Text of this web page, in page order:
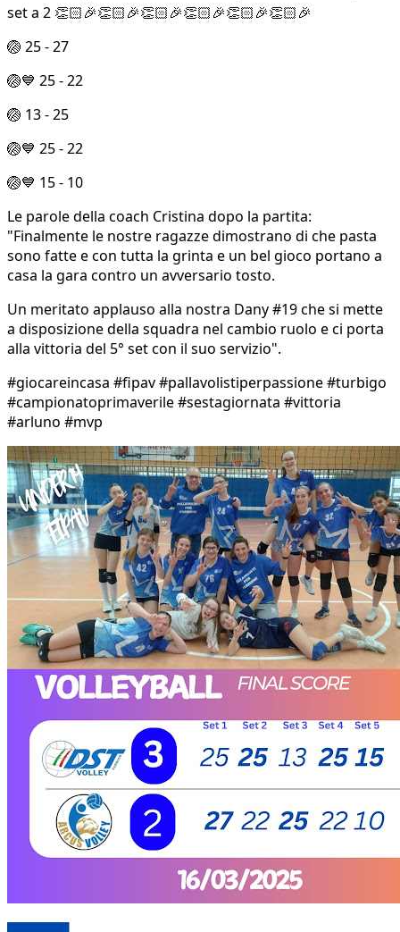
set a 2 👏🏻🎉👏🏻🎉👏🏻🎉👏🏻🎉👏🏻🎉👏🏻🎉
🏐 25 - 27
🏐💙 25 - 22
🏐 13 - 25
🏐💙 25 - 22
🏐💙 15 - 10
Le parole della coach Cristina dopo la partita:
"Finalmente le nostre ragazze dimostrano di che pasta
sono fatte e con tutta la grinta e un bel gioco portano a
casa la gara contro un avversario tosto.
Un meritato applauso alla nostra Dany #19 che si mette
a disposizione della squadra nel cambio ruolo e ci porta
alla vittoria del 5° set con il suo servizio".
#giocareincasa #fipav #pallavolistiperpassione #turbigo
#campionatoprimaverile #sestagiornata #vittoria
#arluno #mvp